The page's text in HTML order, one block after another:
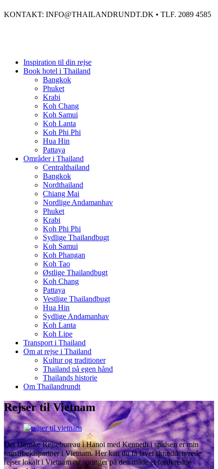
KONTAKT: INFO@THAILANDRUNDT.DK • TLF. 2089 4585
Inspiration til din rejse
Book hotel i Thailand
Bangkok
Phuket
Krabi
Koh Chang
Koh Samui
Koh Lanta
Koh Phi Phi
Hua Hin
Pattaya
Områder i Thailand
Centralthailand
Bangkok
Nordthailand
Chiang Mai
Nordlige Andamanhav
Phuket
Krabi
Koh Phi Phi
Sydlige Thailandbugt
Koh Samui
Koh Phangan
Koh Tao
Østlige Thailandbugt
Koh Chang
Pattaya
Vestlige Thailandbugt
Hua Hin
Sydlige Andamanhav
Koh Lanta
Koh Lipe
Transport i Thailand
Om at rejse i Thailand
Kultur og traditioner
Thailand på egen hånd
Thailands historie
Om Thailandrundt
Rejser til Vietnam
Det Danske Rejsebureau i Hanoi med Kenneth i spidsen er min
samarbejdspartner i Vietnam. Her kan du få lavet skræddersyede
rejser lokalt i Vietnam og springer på den måde et fordyrende